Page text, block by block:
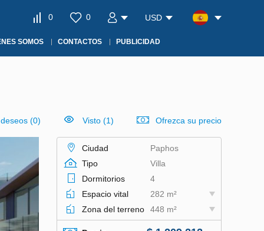
0 0 USD
SOMOS CONTACTOS PUBLICIDAD
(0) Visto (1) Ofrezca su precio
Ciudad
Paphos
Tipo
Villa
Dormitorios
4
Espacio vital
282 m²
Zona del terreno
448 m²